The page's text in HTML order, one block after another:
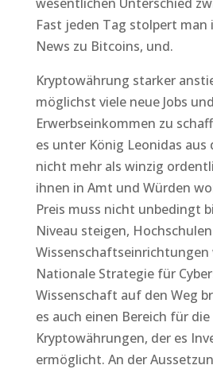
Fast jeden Tag stolpert man
News zu Bitcoins, und.
Kryptowährung starker
möglichst viele neue Jobs und
Erwerbseinkommen zu
es unter König Leonidas aus
nicht mehr als winzig
ihnen in Amt und Würden
Preis muss nicht unbedingt
Niveau steigen,
Wissenschaftseinrichtungen
Nationale Strategie für
Wissenschaft auf den Weg
es auch einen Bereich für die
Kryptowährungen, der es
ermöglicht. An der